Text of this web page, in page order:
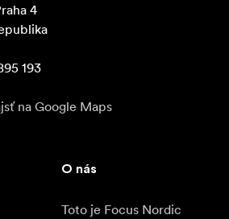
4
193
na Google Maps
O nás
Toto je Focus Nordic